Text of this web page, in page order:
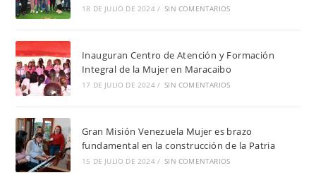
18 DE JULIO DE 2024 / SIN COMENTARIOS
Inauguran Centro de Atención y Formación
Integral de la Mujer en Maracaibo
17 DE JULIO DE 2024 / SIN COMENTARIOS
Gran Misión Venezuela Mujer es brazo
fundamental en la construcción de la Patria
15 DE JULIO DE 2024 / SIN COMENTARIOS